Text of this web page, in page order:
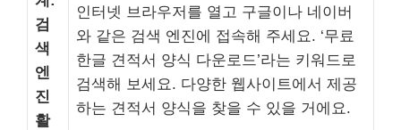
검
색
엔
진
활
인터넷 브라우저를 열고 구글이나 네이버
와 같은 검색 엔진에 접속해 주세요. ‘무료
한글 견적서 양식 다운로드’라는 키워드로
검색해 보세요. 다양한 웹사이트에서 제공
하는 견적서 양식을 찾을 수 있을 거에요.